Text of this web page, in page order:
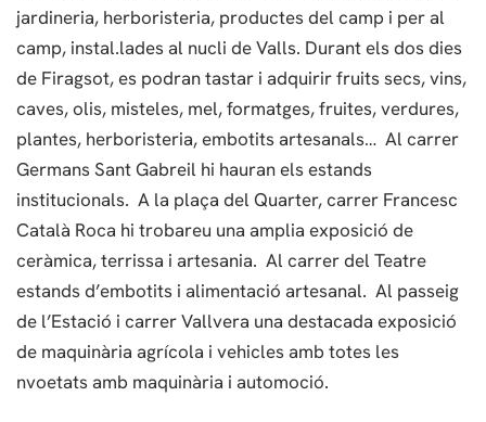
jardineria, herboristeria, productes del camp i per al
camp, instal.lades al nucli de Valls. Durant els dos dies
de Firagsot, es podran tastar i adquirir fruits secs, vins,
caves, olis, misteles, mel, formatges, fruites, verdures,
plantes, herboristeria, embotits artesanals… Al carrer
Germans Sant Gabreil hi hauran els estands
institucionals. A la plaça del Quarter, carrer Francesc
Català Roca hi trobareu una amplia exposició de
ceràmica, terrissa i artesania. Al carrer del Teatre
estands d’embotits i alimentació artesanal. Al passeig
de l’Estació i carrer Vallvera una destacada exposició
de maquinària agrícola i vehicles amb totes les
nvoetats amb maquinària i automoció.